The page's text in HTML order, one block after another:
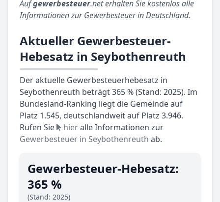
Aufgewerbesteuer.net erhalten Sie kostenlos alle
Informationen zur Gewerbesteuer in Deutschland.
Aktueller Gewerbesteuer-
Hebesatz in Seybothenreuth
Der aktuelle Gewerbesteuerhebesatz in
Seybothenreuth beträgt 365 % (Stand: 2025). Im
Bundesland-Ranking liegt die Gemeinde auf
Platz 1.545, deutschlandweit auf Platz 3.946.
Rufen Sie
hieralle Informationen zur
Gewerbesteuer in Seybothenreuth ab.
Gewerbesteuer-Hebesatz:
365 %
(Stand: 2025)